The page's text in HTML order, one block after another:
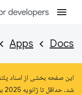
Docs
Apps